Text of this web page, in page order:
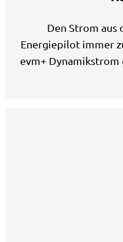
Den Strom aus
Energiepilot immer
evm+ Dynamikstrom